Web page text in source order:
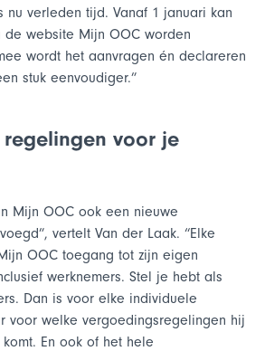
nu verleden tijd. Vanaf 1 januari kan
website Mijn OOC worden
wordt het aanvragen én declareren
stuk eenvoudiger.”
voor je
Mijn OOC ook een nieuwe
vertelt Van der Laak. “Elke
OOC toegang tot zijn eigen
werknemers. Stel je hebt als
Dan is voor elke individuele
voor welke vergoedingsregelingen hij
En ook of het hele